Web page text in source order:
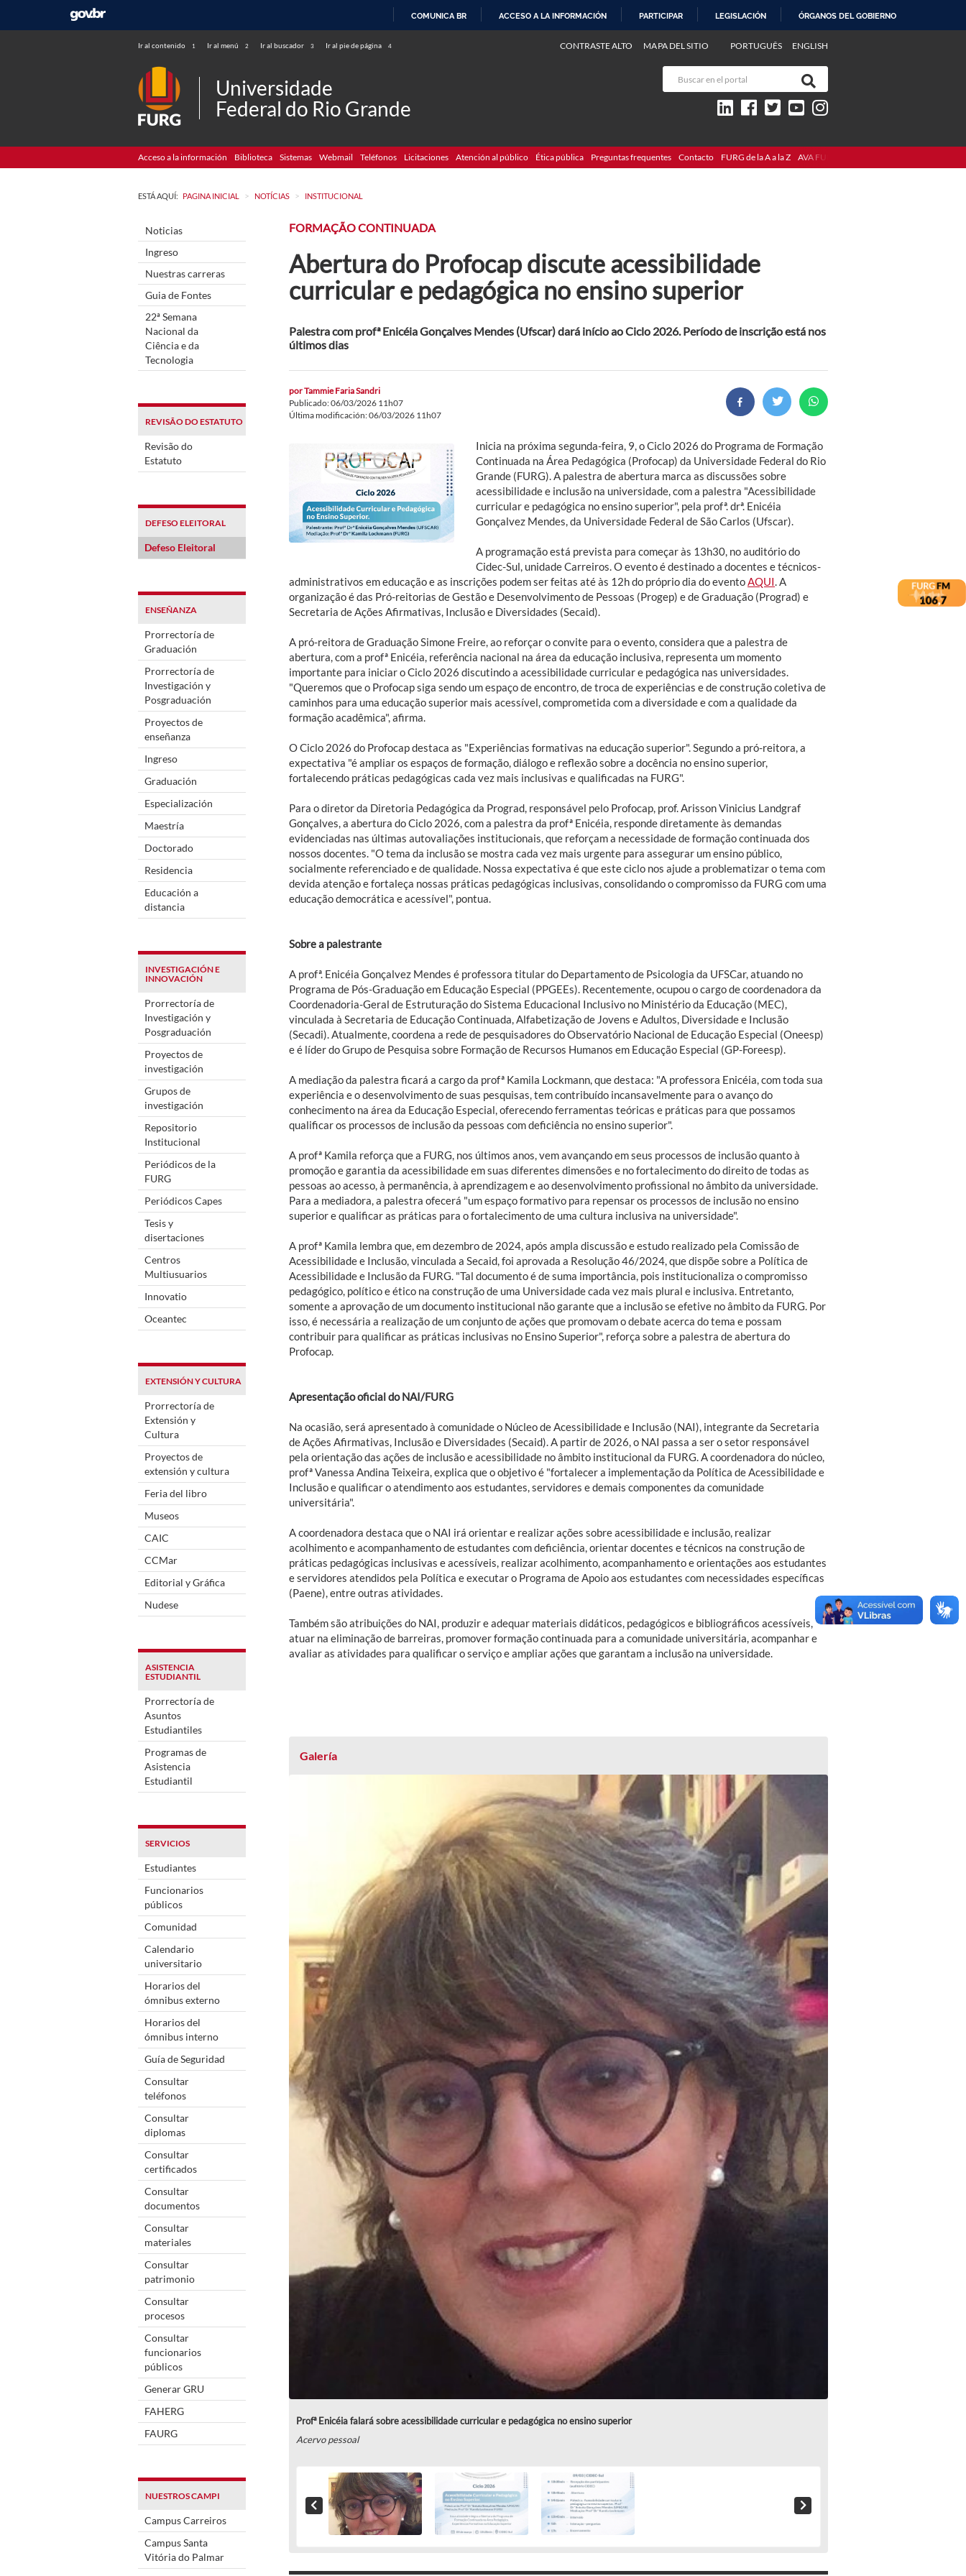
COMUNICA BR ACCESO A LA INFORMACIÓN PARTICIPAR LEGISLACIÓN ÓRGANOS DEL GOBIERNO
Ir al contenido 1 Ir al menú 2 Ir al buscador 3 Ir al pie de página 4 PORTUGUÊS ENGLISH
CONTRASTE ALTO MAPA DEL SITIO
Universidade
Federal do Rio Grande
Acceso a la información Biblioteca Sistemas Webmail Teléfonos Licitaciones Atención al público Ética pública Preguntas frequentes Contacto FURG de la A a la Z AVA FURG
ESTÁ AQUÍ: PAGINA INICIAL > NOTÍCIAS > INSTITUCIONAL
Noticias
Ingreso
Nuestras carreras
Guia de Fontes
22ª Semana
Nacional da
Ciência e da
Tecnologia
REVISÃO DO ESTATUTO
Revisão do
Estatuto
DEFESO ELEITORAL
Defeso Eleitoral
ENSEÑANZA
Prorrectoría de
Graduación
Prorrectoría de
Investigación y
Posgraduación
Proyectos de
enseñanza
Ingreso
Graduación
Especialización
Maestría
Doctorado
Residencia
Educación a
distancia
INVESTIGACIÓN E
INNOVACIÓN
Prorrectoría de
Investigación y
Posgraduación
Proyectos de
investigación
Grupos de
investigación
Repositorio
Institucional
Periódicos de la
FURG
Periódicos Capes
Tesis y
disertaciones
Centros
Multiusuarios
Innovatio
Oceantec
EXTENSIÓN Y CULTURA
Prorrectoría de
Extensión y
Cultura
Proyectos de
extensión y cultura
Feria del libro
Museos
CAIC
CCMar
Editorial y Gráfica
Nudese
ASISTENCIA
ESTUDIANTIL
Prorrectoría de
Asuntos
Estudiantiles
Programas de
Asistencia
Estudiantil
SERVICIOS
Estudiantes
Funcionarios
públicos
Comunidad
Calendario
universitario
Horarios del
ómnibus externo
Horarios del
ómnibus interno
Guía de Seguridad
Consultar
teléfonos
Consultar
diplomas
Consultar
certificados
Consultar
documentos
Consultar
materiales
Consultar
patrimonio
Consultar
procesos
Consultar
funcionarios
públicos
Generar GRU
FAHERG
FAURG
NUESTROS CAMPI
Campus Carreiros
Campus Santa
Vitória do Palmar
FORMAÇÃO CONTINUADA
Abertura do Profocap discute acessibilidade
curricular e pedagógica no ensino superior
Palestra com profª Enicéia Gonçalves Mendes (Ufscar) dará início ao Ciclo 2026. Período de inscrição está nos
últimos dias
porTammie Faria Sandri
Publicado: 06/03/2026 11h07
Última modificación: 06/03/2026 11h07
Inicia na próxima segunda-feira, 9, o Ciclo 2026 do Programa de Formação
Continuada na Área Pedagógica (Profocap) da Universidade Federal do Rio
Grande (FURG). A palestra de abertura marca as discussões sobre
acessibilidade e inclusão na universidade, com a palestra "Acessibilidade
curricular e pedagógica no ensino superior", pela profª. drª. Enicéia
Gonçalvez Mendes, da Universidade Federal de São Carlos (Ufscar).
A programação está prevista para começar às 13h30, no auditório do
Cidec-Sul, unidade Carreiros. O evento é destinado a docentes e técnicos-
administrativos em educação e as inscrições podem ser feitas até às 12h do próprio dia do evento AQUI . A
organização é das Pró-reitorias de Gestão e Desenvolvimento de Pessoas (Progep) e de Graduação (Prograd) e
Secretaria de Ações Afirmativas, Inclusão e Diversidades (Secaid).
A pró-reitora de Graduação Simone Freire, ao reforçar o convite para o evento, considera que a palestra de
abertura, com a profª Enicéia, referência nacional na área da educação inclusiva, representa um momento
importante para iniciar o Ciclo 2026 discutindo a acessibilidade curricular e pedagógica nas universidades.
"Queremos que o Profocap siga sendo um espaço de encontro, de troca de experiências e de construção coletiva de
caminhos para uma educação superior mais acessível, comprometida com a diversidade e com a qualidade da
formação acadêmica", afirma.
O Ciclo 2026 do Profocap destaca as "Experiências formativas na educação superior". Segundo a pró-reitora, a
expectativa "é ampliar os espaços de formação, diálogo e reflexão sobre a docência no ensino superior,
fortalecendo práticas pedagógicas cada vez mais inclusivas e qualificadas na FURG".
Para o diretor da Diretoria Pedagógica da Prograd, responsável pelo Profocap, prof. Arisson Vinicius Landgraf
Gonçalves, a abertura do Ciclo 2026, com a palestra da profª Enicéia, responde diretamente às demandas
evidenciadas nas últimas autovaliações institucionais, que reforçam a necessidade de formação continuada dos
nossos docentes. "O tema da inclusão se mostra cada vez mais urgente para assegurar um ensino público,
socialmente referenciado e de qualidade. Nossa expectativa é que este ciclo nos ajude a problematizar o tema com
devida atenção e fortaleça nossas práticas pedagógicas inclusivas, consolidando o compromisso da FURG com uma
educação democrática e acessível", pontua.
Sobre a palestrante
A profª. Enicéia Gonçalvez Mendes é professora titular do Departamento de Psicologia da UFSCar, atuando no
Programa de Pós-Graduação em Educação Especial (PPGEEs). Recentemente, ocupou o cargo de coordenadora da
Coordenadoria-Geral de Estruturação do Sistema Educacional Inclusivo no Ministério da Educação (MEC),
vinculada à Secretaria de Educação Continuada, Alfabetização de Jovens e Adultos, Diversidade e Inclusão
(Secadi). Atualmente, coordena a rede de pesquisadores do Observatório Nacional de Educação Especial (Oneesp)
e é líder do Grupo de Pesquisa sobre Formação de Recursos Humanos em Educação Especial (GP-Foreesp).
A mediação da palestra ficará a cargo da profª Kamila Lockmann, que destaca: "A professora Enicéia, com toda sua
experiência e o desenvolvimento de suas pesquisas, tem contribuído incansavelmente para o avanço do
conhecimento na área da Educação Especial, oferecendo ferramentas teóricas e práticas para que possamos
qualificar os processos de inclusão da pessoas com deficiência no ensino superior".
A profª Kamila reforça que a FURG, nos últimos anos, vem avançando em seus processos de inclusão quanto à
promoção e garantia da acessibilidade em suas diferentes dimensões e no fortalecimento do direito de todas as
pessoas ao acesso, à permanência, à aprendizagem e ao desenvolvimento profissional no âmbito da universidade.
Para a mediadora, a palestra ofecerá "um espaço formativo para repensar os processos de inclusão no ensino
superior e qualificar as práticas para o fortalecimento de uma cultura inclusiva na universidade".
A profª Kamila lembra que, em dezembro de 2024, após ampla discussão e estudo realizado pela Comissão de
Acessibilidade e Inclusão, vinculada a Secaid, foi aprovada a Resolução 46/2024, que dispõe sobre a Política de
Acessibilidade e Inclusão da FURG. "Tal documento é de suma importância, pois institucionaliza o compromisso
pedagógico, político e ético na construção de uma Universidade cada vez mais plural e inclusiva. Entretanto,
somente a aprovação de um documento institucional não garante que a inclusão se efetive no âmbito da FURG. Por
isso, é necessária a realização de um conjunto de ações que promovam o debate acerca do tema e possam
contribuir para qualificar as práticas inclusivas no Ensino Superior", reforça sobre a palestra de abertura do
Profocap.
Apresentação oficial do NAI/FURG
Na ocasião, será apresentado à comunidade o Núcleo de Acessibilidade e Inclusão (NAI), integrante da Secretaria
de Ações Afirmativas, Inclusão e Diversidades (Secaid). A partir de 2026, o NAI passa a ser o setor responsável
pela orientação das ações de inclusão e acessibilidade no âmbito institucional da FURG. A coordenadora do núcleo,
profª Vanessa Andina Teixeira, explica que o objetivo é "fortalecer a implementação da Política de Acessibilidade e
Inclusão e qualificar o atendimento aos estudantes, servidores e demais componentes da comunidade
universitária".
A coordenadora destaca que o NAI irá orientar e realizar ações sobre acessibilidade e inclusão, realizar
acolhimento e acompanhamento de estudantes com deficiência, orientar docentes e técnicos na construção de
práticas pedagógicas inclusivas e acessíveis, realizar acolhimento, acompanhamento e orientações aos estudantes
e servidores atendidos pela Política e executar o Programa de Apoio aos estudantes com necessidades específicas
(Paene), entre outras atividades.
Também são atribuições do NAI, produzir e adequar materiais didáticos, pedagógicos e bibliográficos acessíveis,
atuar na eliminação de barreiras, promover formação continuada para a comunidade universitária, acompanhar e
avaliar as atividades para qualificar o serviço e ampliar ações que garantam a inclusão na universidade.
Galería
Profª Enicéia falará sobre acessibilidade curricular e pedagógica no ensino superior
Acervo pessoal